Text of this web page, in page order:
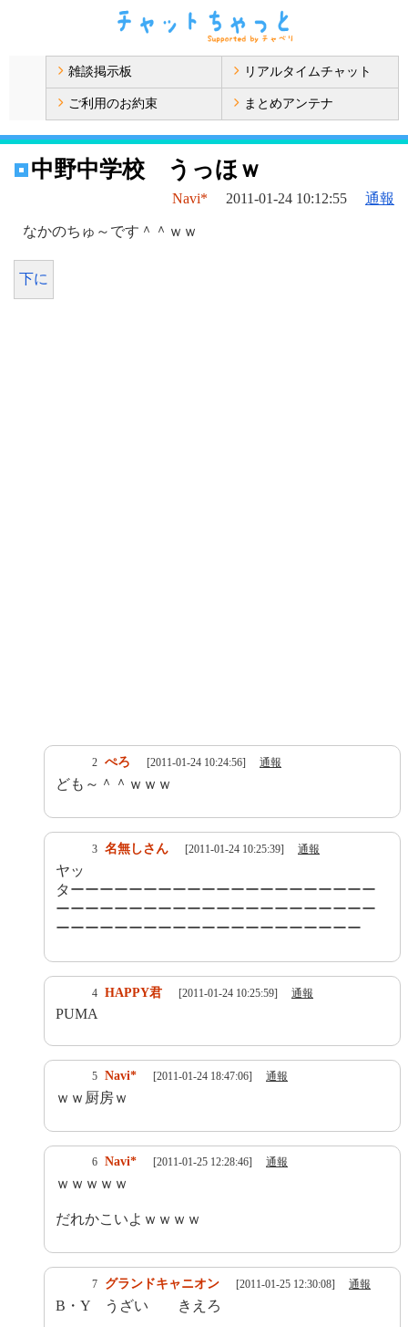
雑談掲示板 リアルタイムチャット
ご利用のお約束 まとめアンテナ
中野中学校 うっほｗ
Navi* 2011-01-24 10:12:55 通報
なかのちゅ～です＾＾ｗｗ
下に
2 ぺろ [2011-01-24 10:24:56] 通報
ども～＾＾ｗｗｗ
3 名無しさん [2011-01-24 10:25:39] 通報
ヤッ
ターーーーーーーーーーーーーーーーーーーーー
ーーーーーーーーーーーーーーーーーーーーーー
ーーーーーーーーーーーーーーーーーーーーー
4 HAPPY君 [2011-01-24 10:25:59] 通報
PUMA
5 Navi* [2011-01-24 18:47:06] 通報
ｗｗ厨房ｗ
6 Navi* [2011-01-25 12:28:46] 通報
ｗｗｗｗｗ
だれかこいよｗｗｗｗ
7 グランドキャニオン [2011-01-25 12:30:08] 通報
B・Y うざい きえろ